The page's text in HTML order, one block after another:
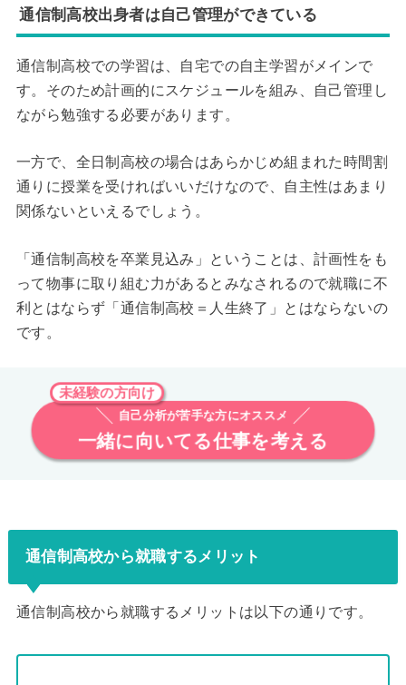
通信制高校出身者は自己管理ができている
通信制高校での学習は、自宅での自主学習がメインで
す。そのため計画的にスケジュールを組み、自己管理し
ながら勉強する必要があります。
一方で、全日制高校の場合はあらかじめ組まれた時間割
通りに授業を受ければいいだけなので、自主性はあまり
関係ないといえるでしょう。
「通信制高校を卒業見込み」ということは、計画性をも
って物事に取り組む力があるとみなされるので就職に不
利とはならず「通信制高校＝人生終了」とはならないの
です。
未経験の方向け
自己分析が苦手な方にオススメ
一緒に向いてる仕事を考える
通信制高校から就職するメリット
通信制高校から就職するメリットは以下の通りです。